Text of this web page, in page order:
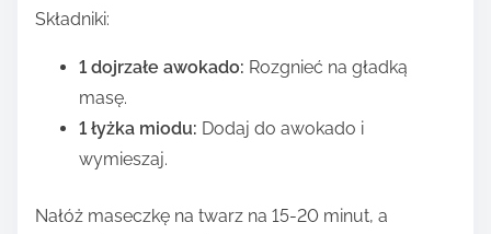
Składniki:
1 dojrzałe awokado: Rozgnieć na gładką
masę.
1 łyżka miodu: Dodaj do awokado i
wymieszaj.
Nałóż maseczkę na twarz na 15-20 minut, a